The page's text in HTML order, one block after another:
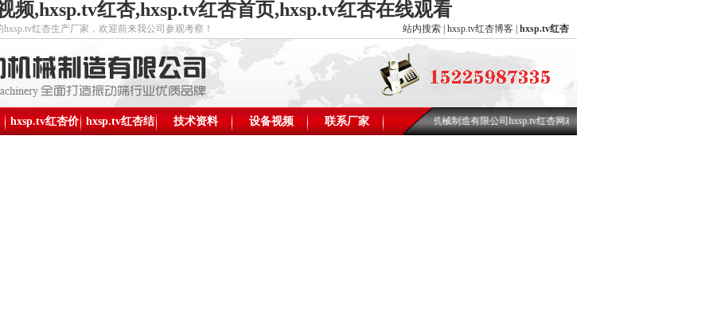
频,hxsp.tv红杏,hxsp.tv红杏首页,hxsp.tv红杏在线观看
hxsp.tv红杏
红杏生产厂家，欢迎前来我公司参观考察！ 站内搜索 hxsp.tv红杏博客
hxsp.tv红杏价 hxsp.tv红杏结 技术资料 设备视频 联系厂家
新乡市hxsptv红杏视频振动机械制造有限公司hxsp.tv红杏网欢迎您!